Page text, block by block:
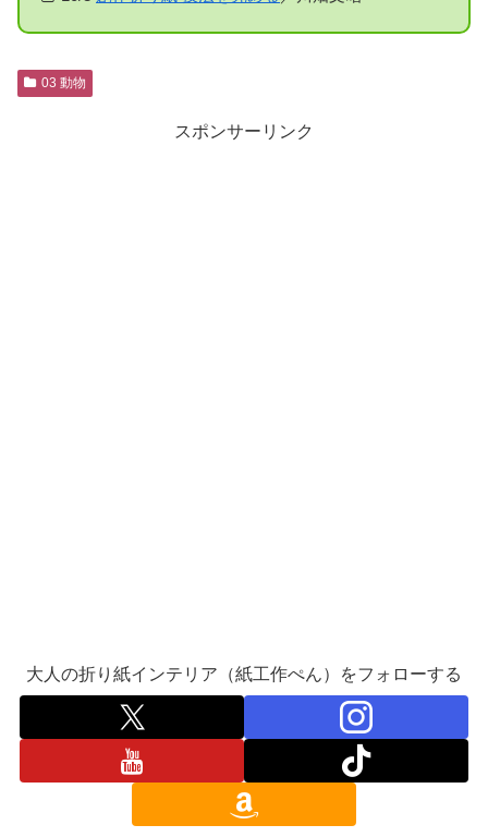
03 動物
スポンサーリンク
大人の折り紙インテリア（紙工作ぺん）をフォローする